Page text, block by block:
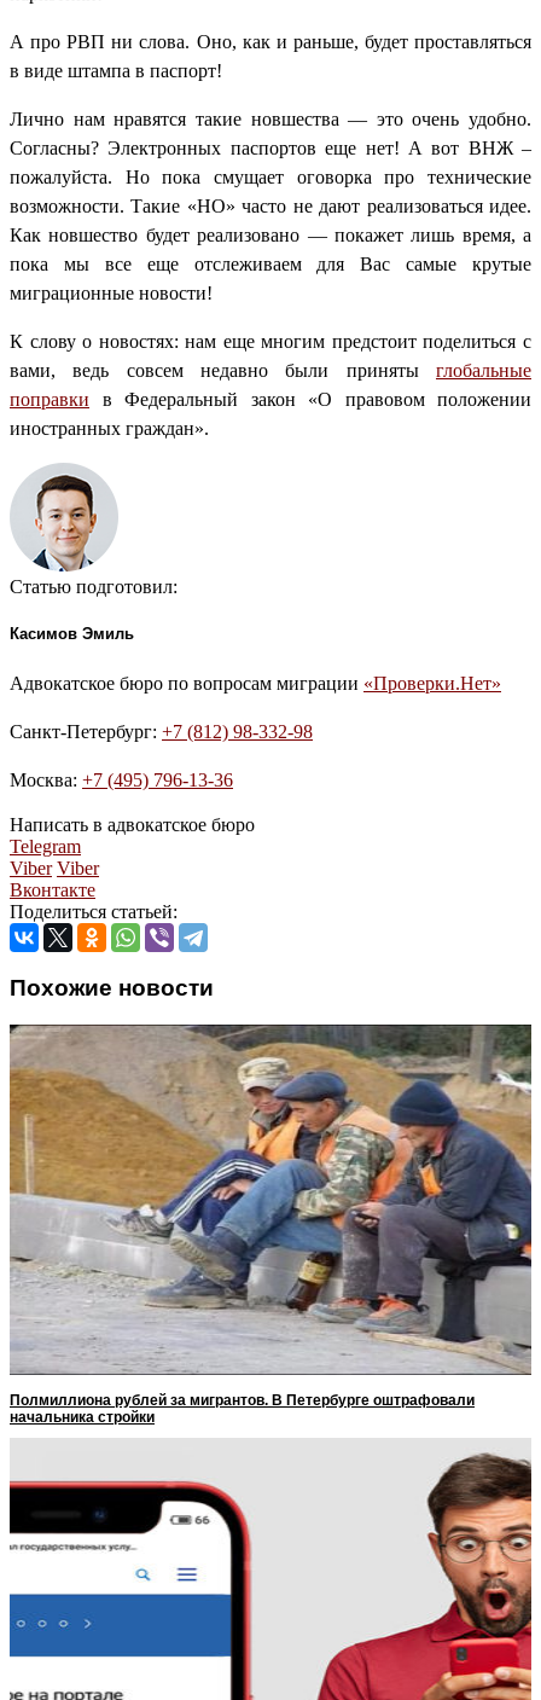
А про РВП ни слова. Оно, как и раньше, будет проставляться
в виде штампа в паспорт!
Лично нам нравятся такие новшества — это очень удобно.
Согласны? Электронных паспортов еще нет! А вот ВНЖ –
пожалуйста. Но пока смущает оговорка про технические
возможности. Такие «НО» часто не дают реализоваться идее.
Как новшество будет реализовано — покажет лишь время, а
пока мы все еще отслеживаем для Вас самые крутые
миграционные новости!
К слову о новостях: нам еще многим предстоит поделиться с
вами, ведь совсем недавно были приняты глобальные
поправки в Федеральный закон «О правовом положении
иностранных граждан».
Статью подготовил:
Касимов Эмиль
Адвокатское бюро по вопросам миграции «Проверки.Нет»
Санкт-Петербург: +7 (812) 98-332-98
Москва: +7 (495) 796-13-36
Написать в адвокатское бюро
Telegram
Viber Viber
Вконтакте
Поделиться статьей:
Похожие новости
Полмиллиона рублей за мигрантов. В Петербурге оштрафовали
начальника стройки